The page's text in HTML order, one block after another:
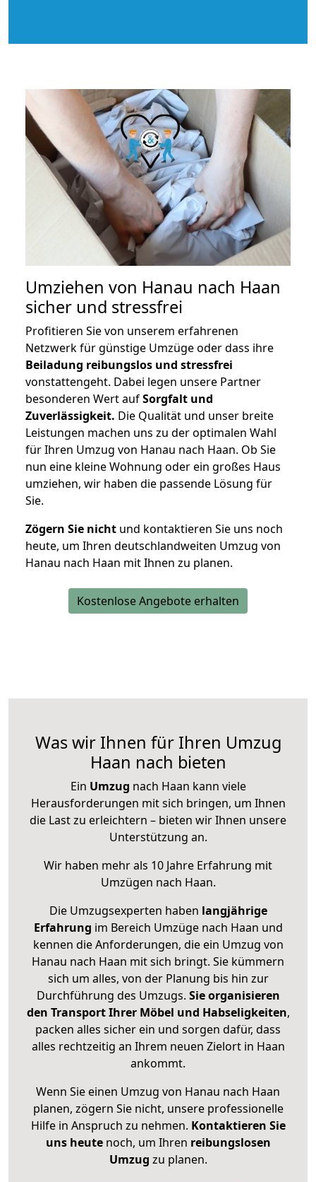
Umziehen von Hanau nach Haan
sicher und stressfrei
Profitieren Sie von unserem erfahrenen
Netzwerk für günstige Umzüge oder dass ihre
Beiladung reibungslos und stressfrei
vonstattengeht. Dabei legen unsere Partner
besonderen Wert aufSorgfalt und
Zuverlässigkeit. Die Qualität und unser breite
Leistungen machen uns zu der optimalen Wahl
für Ihren Umzug von Hanau nach Haan. Ob Sie
nun eine kleine Wohnung oder ein großes Haus
umziehen, wir haben die passende Lösung für
Sie.
Zögern Sie nicht und kontaktieren Sie uns noch
heute, um Ihren deutschlandweiten Umzug von
Hanau nach Haan mit Ihnen zu planen.
Kostenlose Angebote erhalten
Was wir Ihnen für Ihren Umzug
Haan nach bieten
Ein Umzug nach Haan kann viele
Herausforderungen mit sich bringen, um Ihnen
die Last zu erleichtern – bieten wir Ihnen unsere
Unterstützung an.
Wir haben mehr als 10 Jahre Erfahrung mit
Umzügen nach Haan.
Die Umzugsexperten haben langjährige
Erfahrung im Bereich Umzüge nach Haan und
kennen die Anforderungen, die ein Umzug von
Hanau nach Haan mit sich bringt. Sie kümmern
sich um alles, von der Planung bis hin zur
Durchführung des Umzugs. Sie organisieren
den Transport Ihrer Möbel und Habseligkeiten,
packen alles sicher ein und sorgen dafür, dass
alles rechtzeitig an Ihrem neuen Zielort in Haan
ankommt.
Wenn Sie einen Umzug von Hanau nach Haan
planen, zögern Sie nicht, unsere professionelle
Hilfe in Anspruch zu nehmen. Kontaktieren Sie
uns heutenoch, um Ihren reibungslosen
Umzug zu planen.